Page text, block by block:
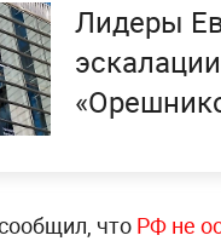
Лидеры
что РФ не